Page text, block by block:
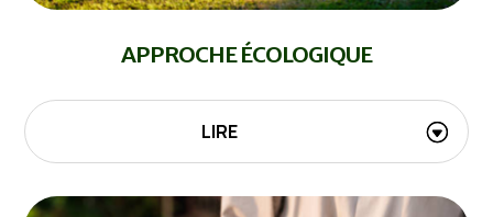
APPROCHE ÉCOLOGIQUE
LIRE